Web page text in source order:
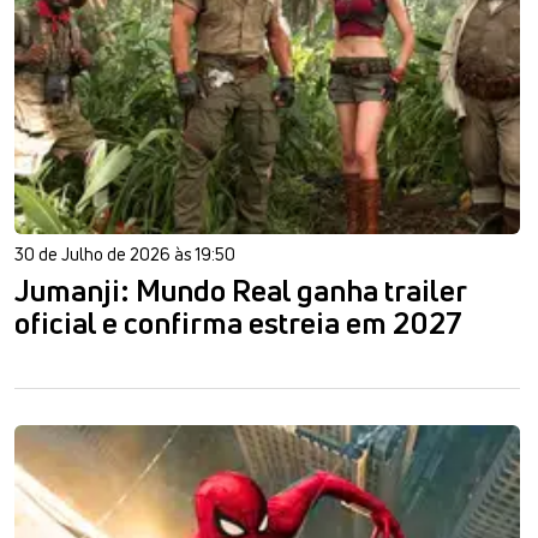
30 de Julho de 2026 às 19:50
Jumanji: Mundo Real ganha trailer
oficial e confirma estreia em 2027